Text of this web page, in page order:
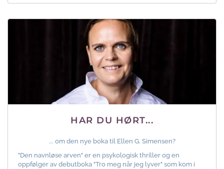
HAR DU HØRT...
... om den nye boka til Ellen G. Simensen?
"Den navnløse arven" er en psykologisk thriller og en
oppfølger av debutboka "Tro meg når jeg lyver" som kom i